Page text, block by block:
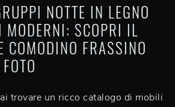
NOTTE IN LEGNO
MODERNI: SCOPRI IL
COMODINO FRASSINO
trovare un ricco catalogo di mobili